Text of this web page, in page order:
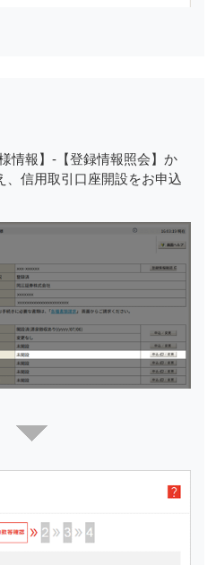
情報】-【登録情報照会】か
、信用取引口座開設をお申込